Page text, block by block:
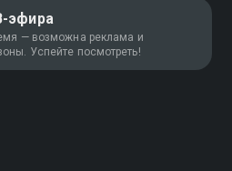
эфира
— возможна реклама и
Успейте посмотреть!